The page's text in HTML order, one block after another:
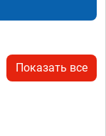
Показать все